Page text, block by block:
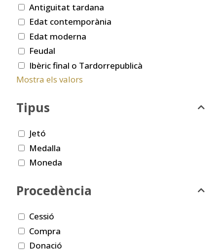
Antiguitat tardana
Edat contemporània
Edat moderna
Feudal
Ibèric final o Tardorrepublicà
Mostra els valors
Tipus
Jetó
Medalla
Moneda
Procedència
Cessió
Compra
Donació